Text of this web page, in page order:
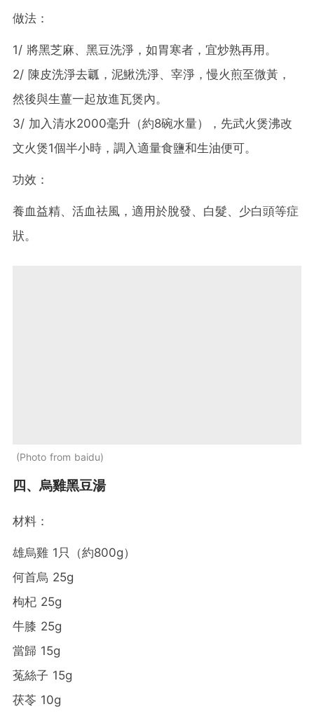
做法：
1/ 將黑芝麻、黑豆洗淨，如胃寒者，宜炒熟再用。
2/ 陳皮洗淨去瓤，泥鰍洗淨、宰淨，慢火煎至微黃，
然後與生薑一起放進瓦煲內。
3/ 加入清水2000毫升（約8碗水量），先武火煲沸改
文火煲1個半小時，調入適量食鹽和生油便可。
功效：
養血益精、活血祛風，適用於脫發、白髮、少白頭等症
狀。
Photo from baidu
四、烏雞黑豆湯
材料：
雄烏雞 1只（約800g）
何首烏 25g
枸杞 25g
牛膝 25g
當歸 15g
菟絲子 15g
茯苓 10g